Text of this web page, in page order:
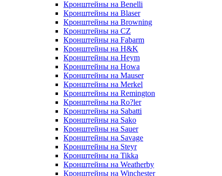
Кронштейны на Benelli
Кронштейны на Blaser
Кронштейны на Browning
Кронштейны на CZ
Кронштейны на Fabarm
Кронштейны на H&K
Кронштейны на Heym
Кронштейны на Howa
Кронштейны на Mauser
Кронштейны на Merkel
Кронштейны на Remington
Кронштейны на Ro?ler
Кронштейны на Sabatti
Кронштейны на Sako
Кронштейны на Sauer
Кронштейны на Savage
Кронштейны на Steyr
Кронштейны на Tikka
Кронштейны на Weatherby
Кронштейны на Winchester